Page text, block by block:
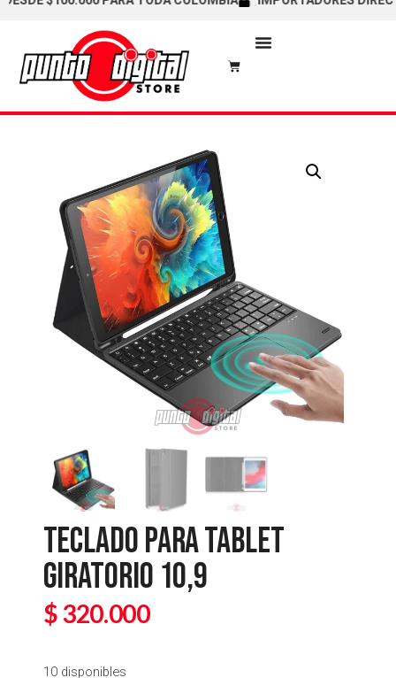
TECLADO PARA TABLET
GIRATORIO 10,9
$320.000
10 disponibles